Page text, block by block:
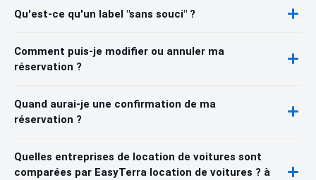
Qu'est-ce qu'un label "sans souci" ?
Comment puis-je modifier ou annuler ma
réservation ?
Quand aurai-je une confirmation de ma
réservation ?
Quelles entreprises de location de voitures sont
comparées par EasyTerra location de voitures ? à